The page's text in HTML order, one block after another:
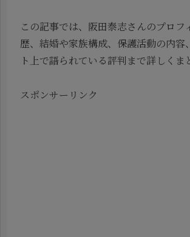
この記事では、阪田泰志さんのプロフ
歴、結婚や家族構成、保護活動の内容
ト上で語られている評判まで詳しくま
スポンサーリンク